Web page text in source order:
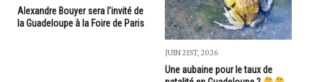
Alexandre Bouyer sera l'invité de
la Guadeloupe à la Foire de Paris
JUIN 21ST, 2026
Une aubaine pour le taux de